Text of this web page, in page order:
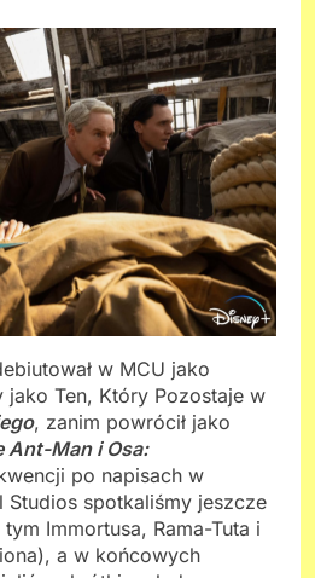
w MCU jako
jako Ten, Który Pozostaje w
, zanim powrócił jako
Ant-Man i Osa:
po napisach w
Studios spotkaliśmy jeszcze
Immortusa, Rama-Tuta i
a w końcowych